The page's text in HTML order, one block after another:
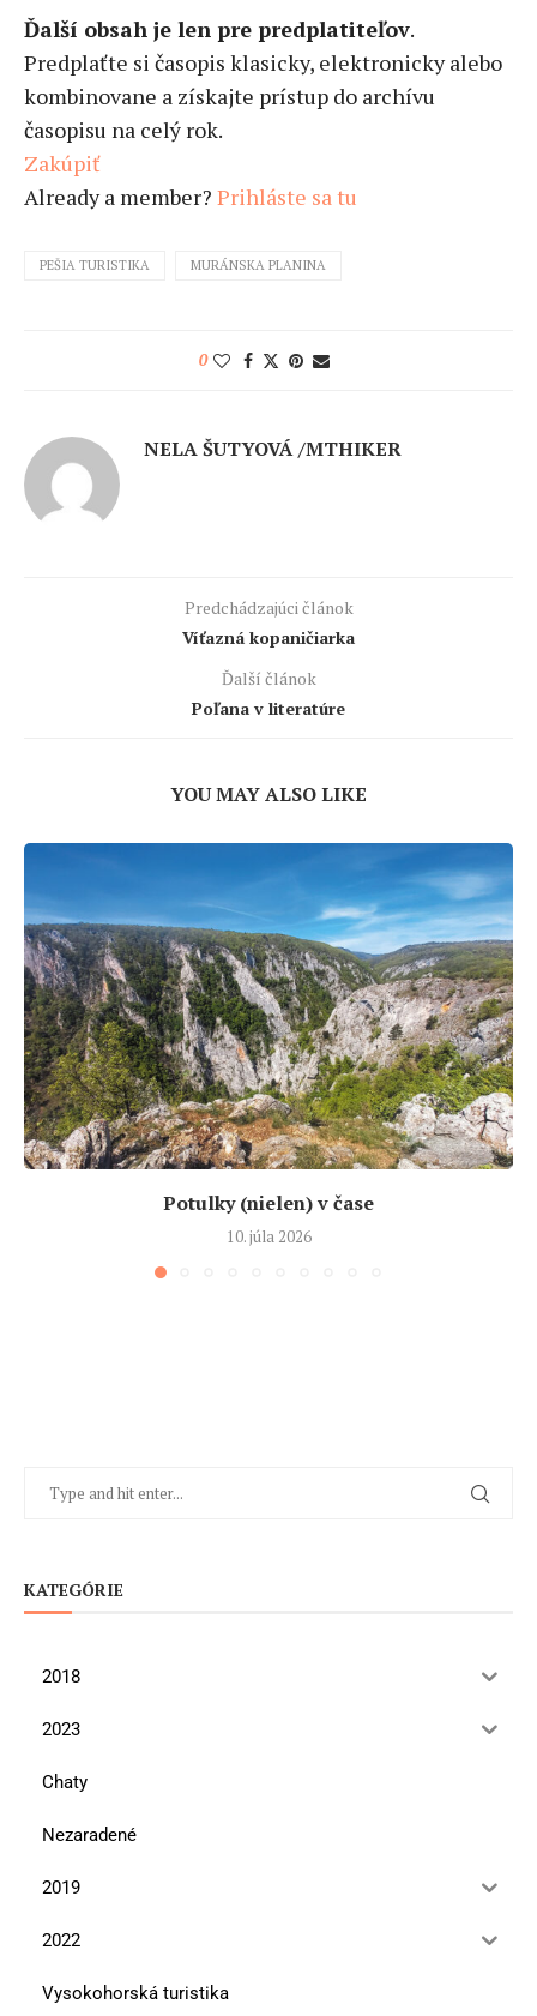
Ďalší obsah je len pre predplatiteľov.
Predplaťte si časopis klasicky, elektronicky alebo
kombinovane a získajte prístup do archívu
časopisu na celý rok.
Zakúpiť
Already a member? Prihláste sa tu
PEŠIA TURISTIKA MURÁNSKA PLANINA
0
NELA ŠUTYOVÁ /MTHIKER
Predchádzajúci článok
Víťazná kopaničiarka
Ďalší článok
Poľana v literatúre
YOU MAY ALSO LIKE
Potulky (nielen) v čase
10. júla 2026
KATEGÓRIE
2018
2023
Chaty
Nezaradené
2019
2022
Vysokohorská turistika